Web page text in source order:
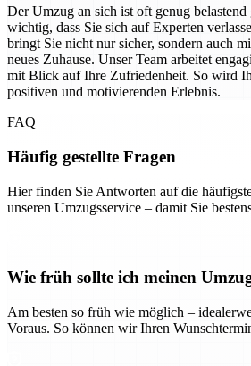
Der Umzug an sich ist oft genug belastend
wichtig, dass Sie sich auf Experten
bringt Sie nicht nur sicher, sondern auch
neues Zuhause. Unser Team arbeitet
mit Blick auf Ihre Zufriedenheit. So wird
positiven und motivierenden Erlebnis.
FAQ
Häufig gestellte Fragen
Hier finden Sie Antworten auf die
unseren Umzugsservice – damit Sie
Wie früh sollte ich meinen
Am besten so früh wie möglich –
Voraus. So können wir Ihren